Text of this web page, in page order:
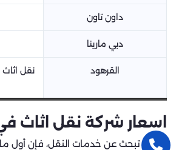
داون تاون
دبي مارينا
القرهود
نقل
اسعار شركة نقل اثاث
عندما تبحث عن خدمات النقل، فإن أول